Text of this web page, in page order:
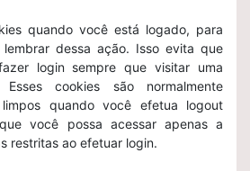
quando você está logado, para
lembrar dessa ação. Isso evita que
login sempre que visitar uma
cookies são normalmente
quando você efetua logout
você possa acessar apenas a
restritas ao efetuar login.